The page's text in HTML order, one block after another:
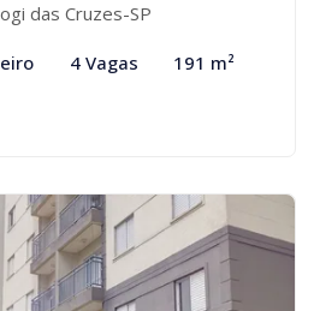
das Cruzes-SP
4 Vagas 191 m²